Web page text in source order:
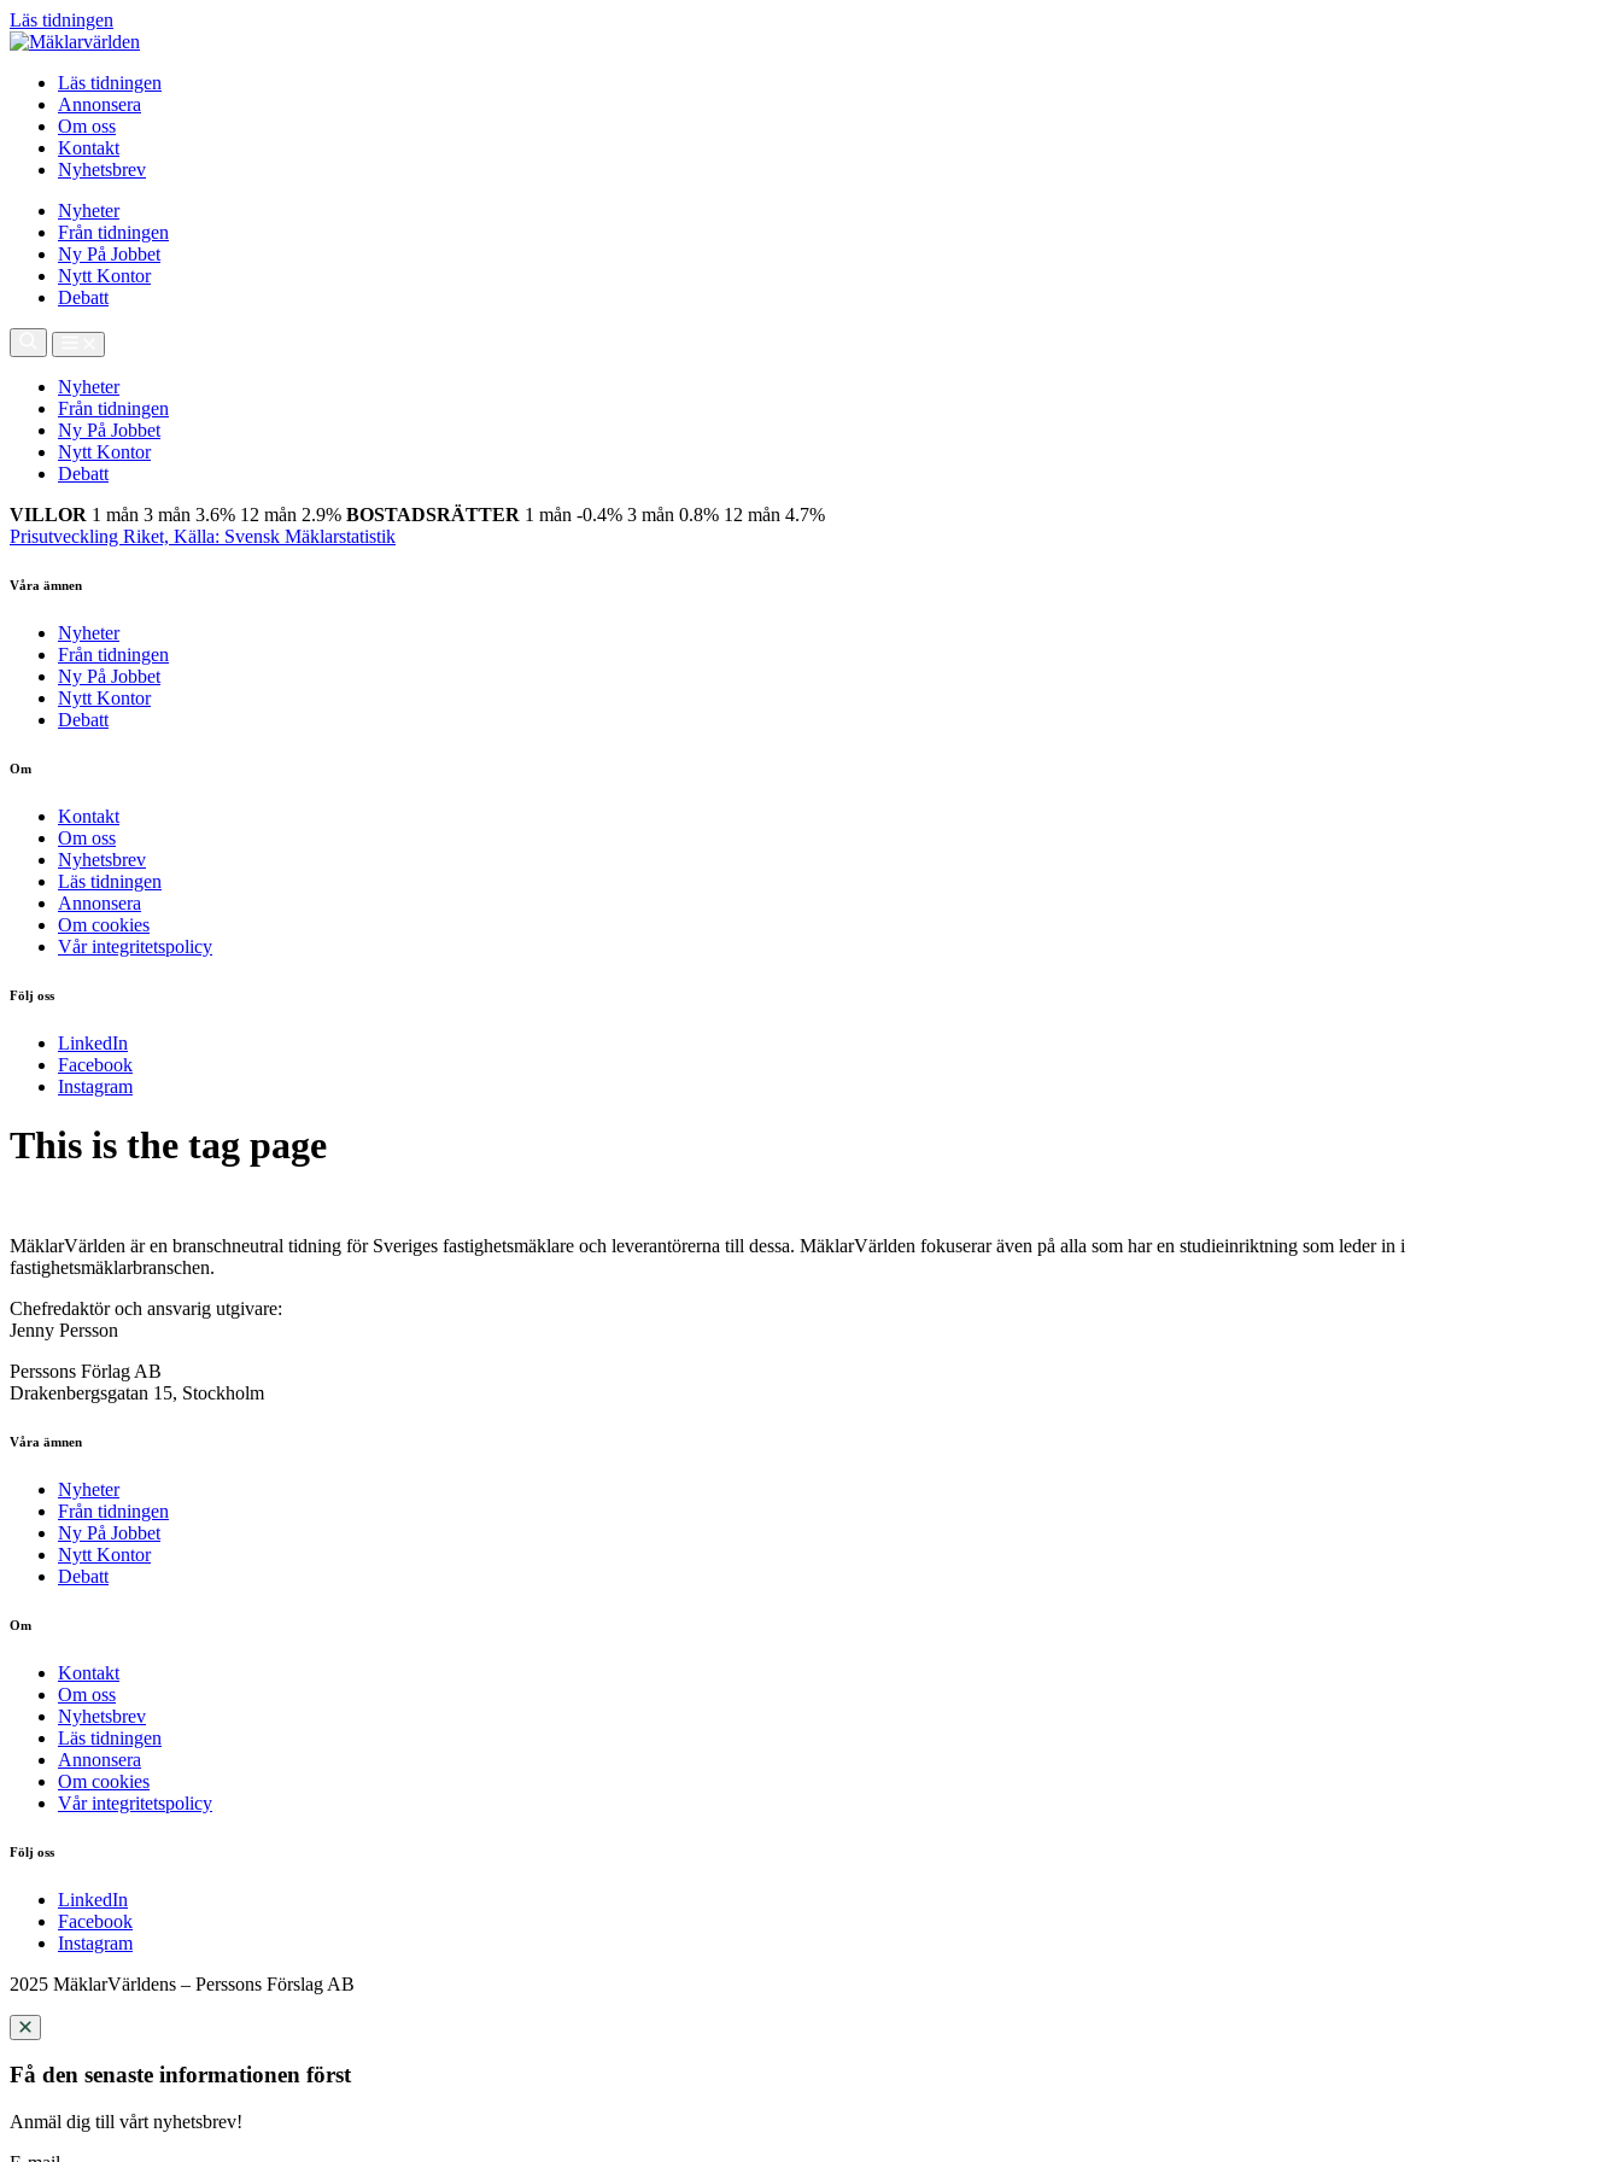
Läs tidningen
Läs tidningen
Annonsera
Om oss
Kontakt
Nyhetsbrev
Nyheter
Från tidningen
Ny På Jobbet
Nytt Kontor
Debatt
Nyheter
Från tidningen
Ny På Jobbet
Nytt Kontor
Debatt
VILLOR 1 mån 3 mån 3.6% 12 mån 2.9% BOSTADSRÄTTER 1 mån -0.4% 3 mån 0.8% 12 mån 4.7%
Prisutveckling Riket, Källa: Svensk Mäklarstatistik
Våra ämnen
Nyheter
Från tidningen
Ny På Jobbet
Nytt Kontor
Debatt
Om
Kontakt
Om oss
Nyhetsbrev
Läs tidningen
Annonsera
Om cookies
Vår integritetspolicy
Följ oss
LinkedIn
Facebook
Instagram
This is the tag page
MäklarVärlden är en branschneutral tidning för Sveriges fastighetsmäklare och leverantörerna till dessa. MäklarVärlden fokuserar även på alla som har en studieinriktning som leder in i
fastighetsmäklarbranschen.
Chefredaktör och ansvarig utgivare:
Jenny Persson
Perssons Förlag AB
Drakenbergsgatan 15, Stockholm
Våra ämnen
Nyheter
Från tidningen
Ny På Jobbet
Nytt Kontor
Debatt
Om
Kontakt
Om oss
Nyhetsbrev
Läs tidningen
Annonsera
Om cookies
Vår integritetspolicy
Följ oss
LinkedIn
Facebook
Instagram
2025 MäklarVärldens – Perssons Förslag AB
Få den senaste informationen först
Anmäl dig till vårt nyhetsbrev!